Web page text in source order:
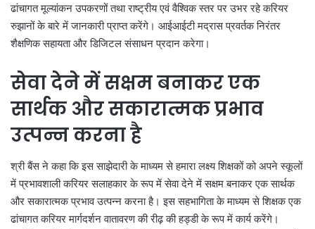
ढांचागत मूल्यांकन उपकरणों तथा राष्ट्रीय एवं वैश्विक स्तर पर उभर रहे करियर
रुझानों के बारे में जानकारी प्राप्त करेंगे। आईआईटी मद्रास प्रवर्तक निरंतर
शैक्षणिक सहायता और डिजिटल संसाधन प्रदान करेगा।
सेवा देने में सक्षम बनाकर एक
सार्थक और सकारात्मक प्रभाव
उत्पन्न करना है
श्री बैंस ने कहा कि इस साझेदारी के माध्यम से हमारा लक्ष्य शिक्षकों को अपने स्कूलों
में प्रभावशाली करियर सलाहकार के रूप में सेवा देने में सक्षम बनाकर एक सार्थक
और सकारात्मक प्रभाव उत्पन्न करना है। इस सहभागिता के माध्यम से शिक्षक एक
ढांचागत करियर मार्गदर्शन वातावरण की रीढ़ की हड्डी के रूप में कार्य करेंगे।